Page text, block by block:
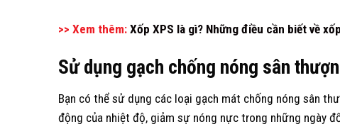
>> Xem thêm: Xốp XPS là gì? Những điều cần biết về
Sử dụng gạch chống nóng sân
Bạn có thể sử dụng các loại gạch mát chống nóng sân
động của nhiệt độ, giảm sự nóng nực trong những ngày